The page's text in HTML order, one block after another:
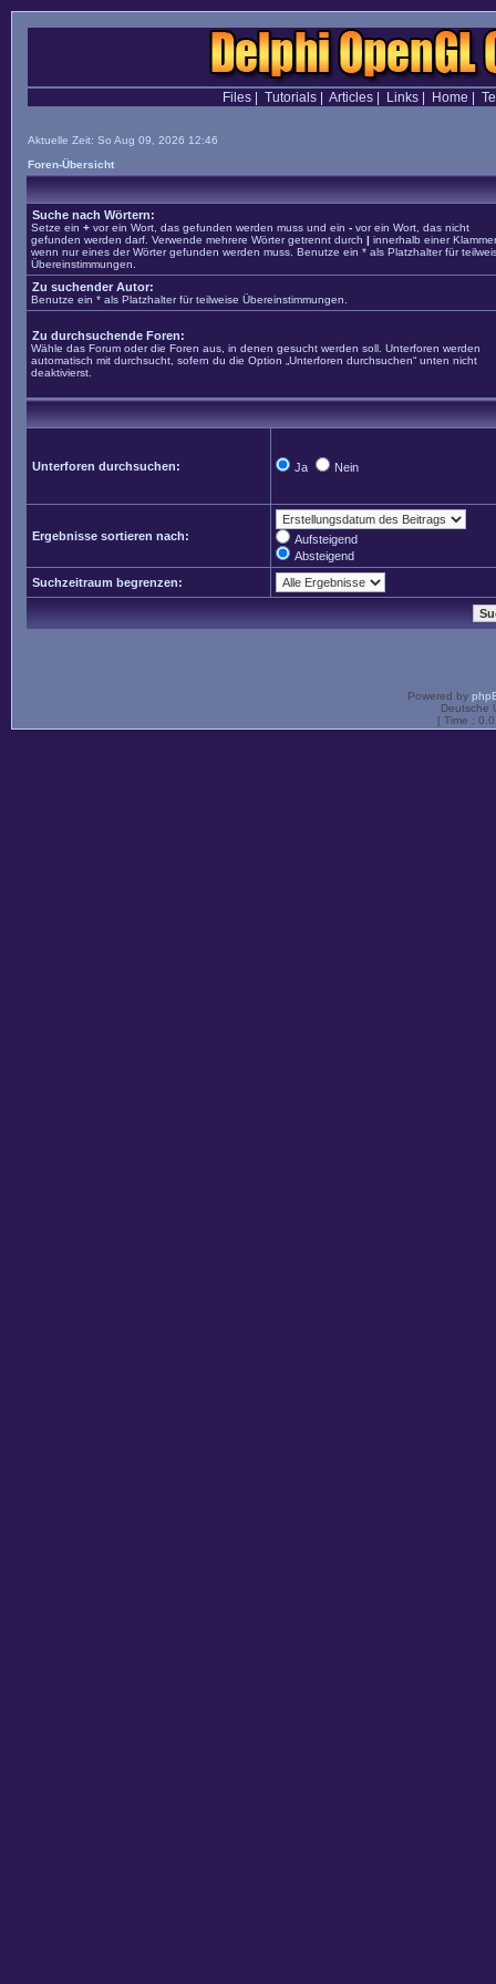
Files| Tutorials| Articles| Links| Home
Aktuelle Zeit: So Aug 09, 2026 12:46
Foren-Übersicht
Suche nach Wörtern:
Setze ein + vor ein Wort, das gefunden werden muss und ein - vor ein Wort, das nicht
gefunden werden darf. Verwende mehrere Wörter getrennt durch | innerhalb einer
wenn nur eines der Wörter gefunden werden muss. Benutze ein * als Platzhalter für
Übereinstimmungen.
Zu suchender Autor:
Benutze ein * als Platzhalter für teilweise Übereinstimmungen.
Zu durchsuchende Foren:
Wähle das Forum oder die Foren aus, in denen gesucht werden soll. Unterforen werden
automatisch mit durchsucht, sofern du die Option „Unterforen durchsuchen“ unten nicht
deaktivierst.
Unterforen durchsuchen: Ja Nein
Ergebnisse sortieren nach:
Aufsteigend
Absteigend
Suchzeitraum begrenzen:
Powered by
Deutsche
[ Time :